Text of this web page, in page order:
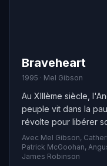
Braveheart
1995 · Mel Gibson
Au XIIIème siècle,
peuple vit dans la
révolte pour libérer
possession de
les nobles écossais
héros et le trahissent
Avec Mel Gibson,
Patrick McGoohan,
James Robinson